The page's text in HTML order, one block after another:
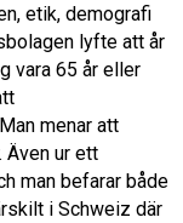
etik, demografi
lyfte att år
vara 65 år eller
menar att
ur ett
man befarar både
i Schweiz där